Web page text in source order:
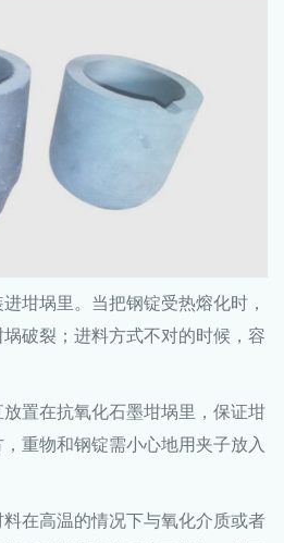
坩埚里。当把钢锭受热熔化时，
破裂；进料方式不对的时候，容
置在抗氧化石墨坩埚里，保证坩
重物和钢锭需小心地用夹子放入
在高温的情况下与氧化介质或者